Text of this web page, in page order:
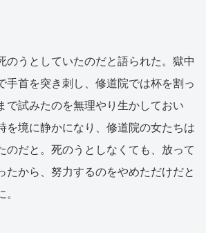
のうとしていたのだと語られた。獄中
手首を突き刺し、修道院では杯を割っ
で試みたのを無理やり生かしておい
を境に静かになり、修道院の女たちは
のだと。死のうとしなくても、放って
たから、努力するのをやめただけだと